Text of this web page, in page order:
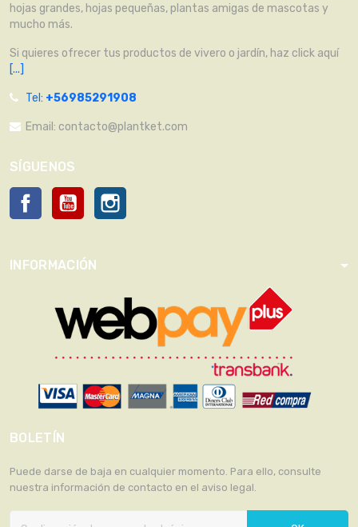
hojas grandes, hojas pequeñas, plantas amigas de mascotas y
mucho más.
Si quieres ofrecer tus productos de vivero o jardín, haz click aquí
[...]
Tel: +56985291908
Email: contacto@plantket.com
SÍGUENOS
Facebook YouTube
INFORMACIÓN
BOLETÍN
Puede darse de baja en cualquier momento. Para ello, consulte
nuestra información de contacto en el aviso legal.